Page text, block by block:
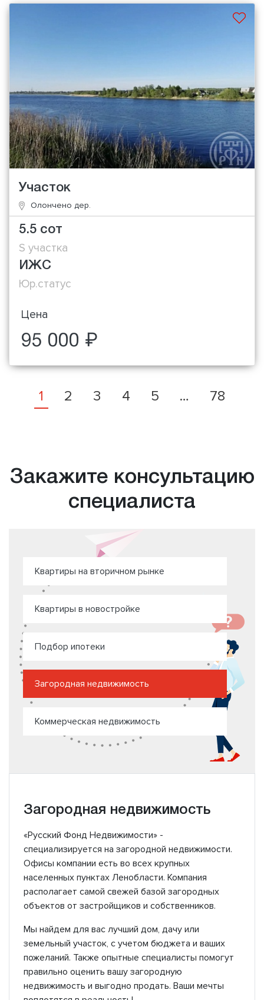
Участок
Олончено дер.
5.5 сот
S участка
ИЖС
Юр.статус
Цена
95 000 ₽
1 2 3 4 5 … 78
Закажите консультацию
специалиста
Квартиры на вторичном рынке
Квартиры в новостройке
Подбор ипотеки
Загородная недвижимость
Коммерческая недвижимость
Загородная недвижимость
«Русский Фонд Недвижимости» -
специализируется на загородной недвижимости.
Офисы компании есть во всех крупных
населенных пунктах Ленобласти. Компания
располагает самой свежей базой загородных
объектов от застройщиков и собственников.
Мы найдем для вас лучший дом, дачу или
земельный участок, с учетом бюджета и ваших
пожеланий. Также опытные специалисты помогут
правильно оценить вашу загородную
недвижимость и выгодно продать. Ваши мечты